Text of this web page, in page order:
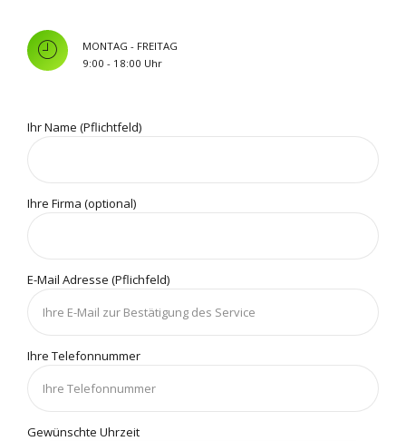
MONTAG - FREITAG
9:00 - 18:00 Uhr
Ihr Name (Pflichtfeld)
Ihre Firma (optional)
E-Mail Adresse (Pflichfeld)
Ihre Telefonnummer
Gewünschte Uhrzeit